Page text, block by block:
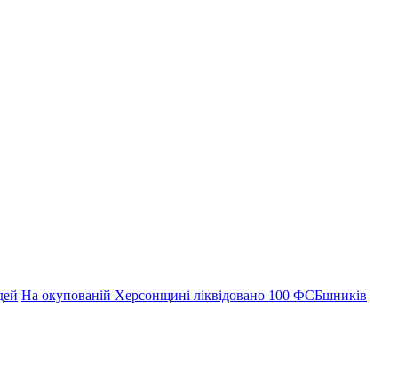
На окупованій Херсонщині ліквідовано 100 ФСБшників